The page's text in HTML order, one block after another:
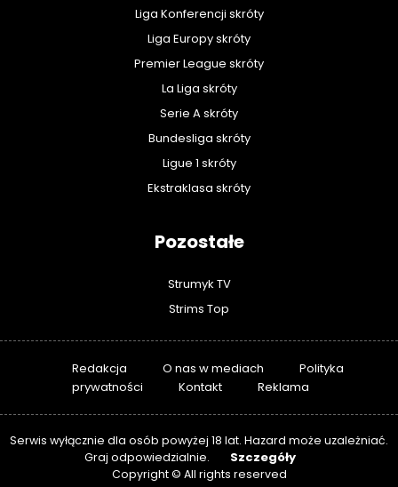
Liga Konferencji skróty
Liga Europy skróty
Premier League skróty
La Liga skróty
Serie A skróty
Bundesliga skróty
Ligue 1 skróty
Ekstraklasa skróty
Pozostałe
Strumyk TV
Strims Top
Redakcja O nas w mediach
Polityka
prywatności
Kontakt Reklama
Serwis wyłącznie dla osób powyżej 18 lat. Hazard może uzależniać.
Graj odpowiedzialnie.
Szczegóły
Copyright © All rights reserved